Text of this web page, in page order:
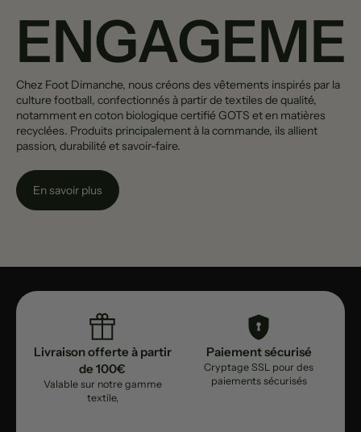
Chez Foot Dimanche, nous créons des vêtements inspirés par la
culture football, confectionnés à partir de textiles de qualité,
notamment en coton biologique certifié GOTS et en matières
recyclées. Produits principalement à la commande, ils allient
passion, durabilité et savoir-faire.
En savoir plus
Livraison offerte à partir
de 100€
Valable sur notre gamme
textile,
Paiement sécurisé
Cryptage SSL pour des
paiements sécurisés